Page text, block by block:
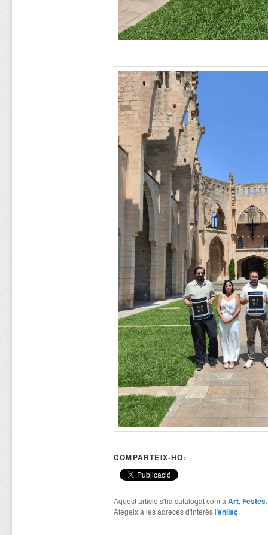
COMPARTEIX-HO:
Aquest article s'ha catalogat com a Art, Festes
Afegeix a les adreces d'interès l'enllaç.